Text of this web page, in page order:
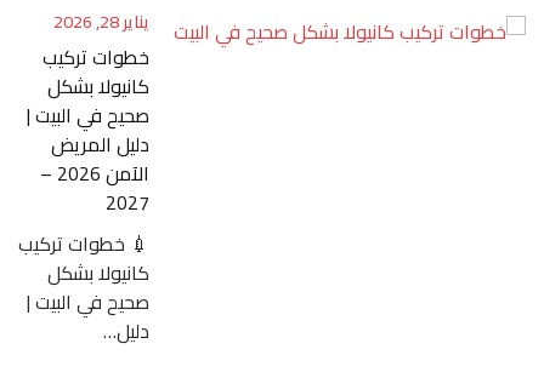
يناير 28, 2026
خطوات تركيب
كانيولا بشكل
صحيح في البيت |
دليل المريض
الآمن 2026 –
2027
💉 خطوات تركيب
كانيولا بشكل
صحيح في البيت |
دليل…